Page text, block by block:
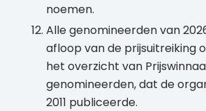
noemen.
Alle genomineerden van
afloop van de prijsuitreiking
het overzicht van
genomineerden, dat de
2011 publiceerde.